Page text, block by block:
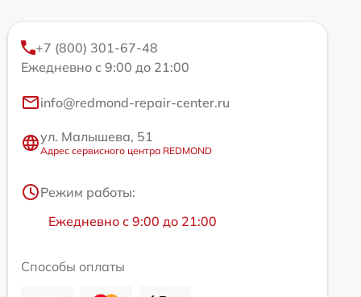
+7 (800) 301-67-48
Ежедневно с 9:00 до 21:00
info@redmond-repair-center.ru
ул. Малышева, 51
Адрес сервисного центра REDMOND
Режим работы:
Ежедневно с 9:00 до 21:00
Способы оплаты